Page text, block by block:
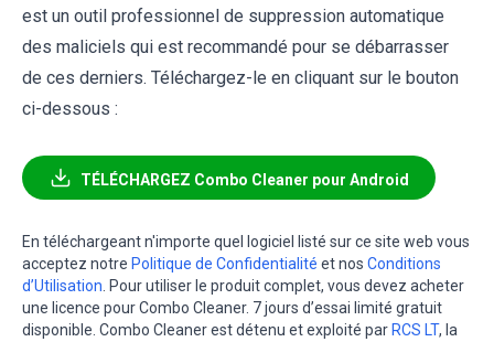
est un outil professionnel de suppression automatique
des maliciels qui est recommandé pour se débarrasser
de ces derniers. Téléchargez-le en cliquant sur le bouton
ci-dessous :
TÉLÉCHARGEZ Combo Cleaner pour Android
En téléchargeant n'importe quel logiciel listé sur ce site web vous
acceptez notre Politique de Confidentialité et nos Conditions
d’Utilisation. Pour utiliser le produit complet, vous devez acheter
une licence pour Combo Cleaner. 7 jours d’essai limité gratuit
disponible. Combo Cleaner est détenu et exploité par RCS LT, la